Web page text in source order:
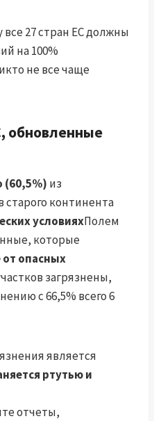
все 27 стран ЕС должны
на 100%
не все чаще
обновленные
(60,5%) из
континента
условияхПолем
которые
от опасных
загрязнены,
с 66,5% всего 6
является
ртутью и
отчеты,